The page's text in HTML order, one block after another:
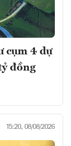
cụm 4 dự
đồng
15:20, 08/08/2026